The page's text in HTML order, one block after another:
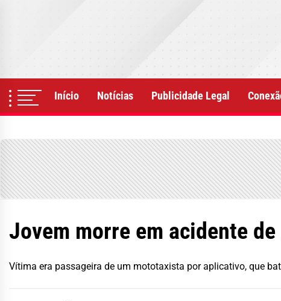
Início Notícias Publicidade Legal
Jovem morre em acidente
Vítima era passageira de um mototaxista por aplicativo, que